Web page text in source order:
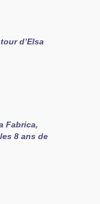
d’Elsa
Fabrica,
8 ans de